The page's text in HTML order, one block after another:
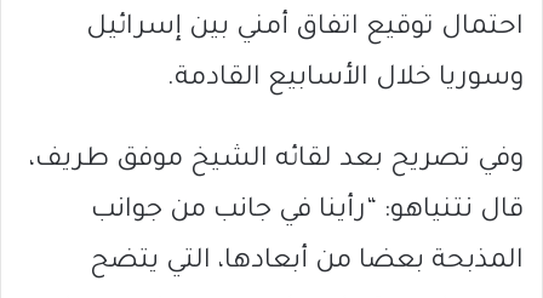
احتمال توقيع اتفاق أمني بين إسرائيل
وسوريا خلال الأسابيع القادمة.
وفي تصريح بعد لقائه الشيخ موفق طريف،
قال نتنياهو: “رأينا في جانب من جوانب
المذبحة بعضا من أبعادها، التي يتضح